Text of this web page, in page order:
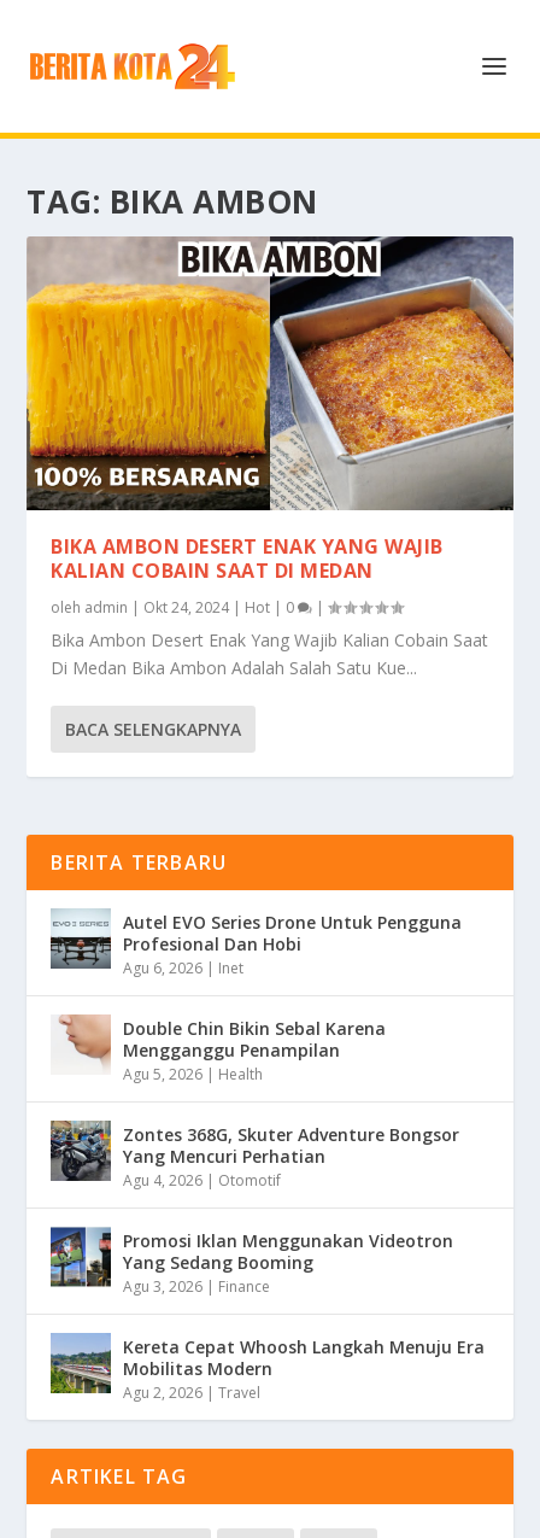
TAG: BIKA AMBON
BIKA AMBON DESERT ENAK YANG WAJIB
KALIAN COBAIN SAAT DI MEDAN
oleh admin | Okt 24, 2024| Hot | 0 |
Bika Ambon Desert Enak Yang Wajib Kalian Cobain Saat
Di Medan Bika Ambon Adalah Salah Satu Kue...
BACA SELENGKAPNYA
BERITA TERBARU
Autel EVO Series Drone Untuk Pengguna
Profesional Dan Hobi
Agu 6, 2026 | Inet
Double Chin Bikin Sebal Karena
Mengganggu Penampilan
Agu 5, 2026 | Health
Zontes 368G, Skuter Adventure Bongsor
Yang Mencuri Perhatian
Agu 4, 2026 | Otomotif
Promosi Iklan Menggunakan Videotron
Yang Sedang Booming
Agu 3, 2026 | Finance
Kereta Cepat Whoosh Langkah Menuju Era
Mobilitas Modern
Agu 2, 2026 |Travel
ARTIKEL TAG